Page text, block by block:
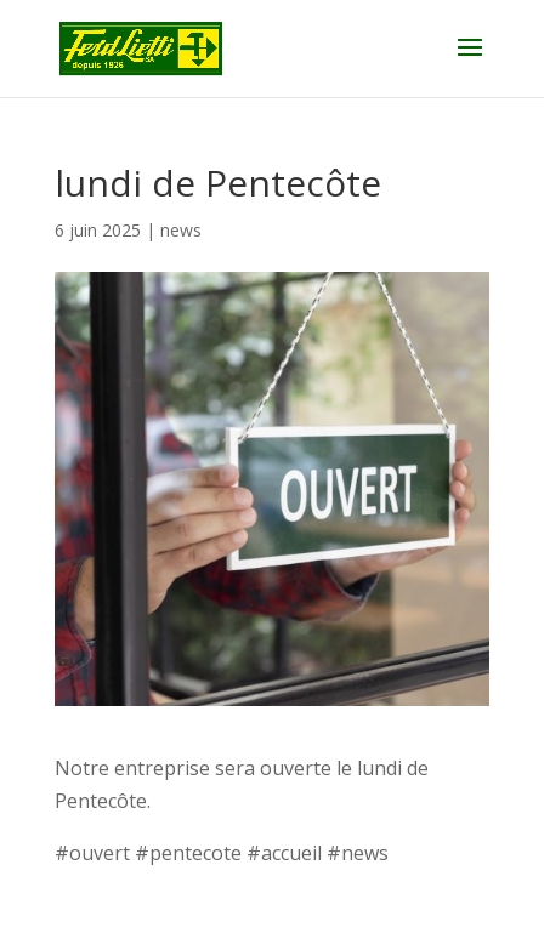
lundi de Pentecôte
6 juin 2025 | news
Notre entreprise sera ouverte le lundi de
Pentecôte.
#ouvert #pentecote #accueil #news